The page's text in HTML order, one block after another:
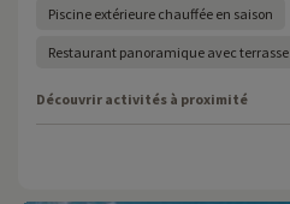
Piscine extérieure chauffée en saison
Restaurant panoramique avec terrasse
Découvrir activités à proximité